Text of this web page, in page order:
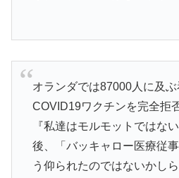
オランダでは87000人に及ぶ
COVID19ワクチンを完全拒
『私達はモルモットではな
後、「バッキャロー医療従
う仰られたのではないかし